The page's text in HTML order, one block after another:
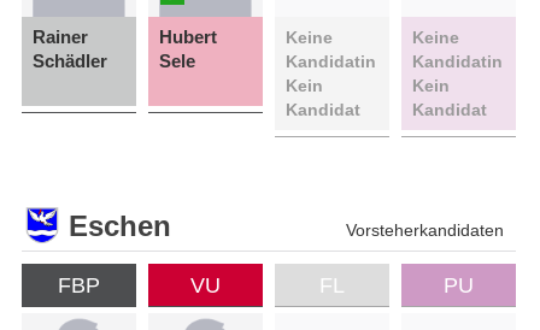
Rainer
Schädler
Hubert
Sele
Keine
Kandidatin
Kein
Kandidat
Keine
Kandidatin
Kein
Kandidat
Eschen Vorsteherkandidaten
FBP VU FL PU